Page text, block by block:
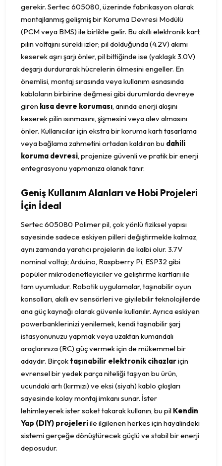
gerekir. Sertec 605080, üzerinde fabrikasyon olarak
montajlanmış gelişmiş bir Koruma Devresi Modülü
(PCM veya BMS) ile birlikte gelir. Bu akıllı elektronik kart,
pilin voltajını sürekli izler; pil dolduğunda (4.2V) akımı
keserek aşırı şarjı önler, pil bittiğinde ise (yaklaşık 3.0V)
deşarjı durdurarak hücrelerin ölmesini engeller. En
önemlisi, montaj sırasında veya kullanım esnasında
kabloların birbirine değmesi gibi durumlarda devreye
giren kısa devre koruması, anında enerji akışını
keserek pilin ısınmasını, şişmesini veya alev almasını
önler. Kullanıcılar için ekstra bir koruma kartı tasarlama
veya bağlama zahmetini ortadan kaldıran bu dahili
koruma devresi, projenize güvenli ve pratik bir enerji
entegrasyonu yapmanıza olanak tanır.
Geniş Kullanım Alanları ve Hobi Projeleri
İçin İdeal
Sertec 605080 Polimer pil, çok yönlü fiziksel yapısı
sayesinde sadece eskiyen pilleri değiştirmekle kalmaz,
aynı zamanda yaratıcı projelerin de kalbi olur. 3.7V
nominal voltajı; Arduino, Raspberry Pi, ESP32 gibi
popüler mikrodenetleyiciler ve geliştirme kartları ile
tam uyumludur. Robotik uygulamalar, taşınabilir oyun
konsolları, akıllı ev sensörleri ve giyilebilir teknolojilerde
ana güç kaynağı olarak güvenle kullanılır. Ayrıca eskiyen
powerbanklerinizi yenilemek, kendi taşınabilir şarj
istasyonunuzu yapmak veya uzaktan kumandalı
araçlarınıza (RC) güç vermek için de mükemmel bir
adaydır. Birçoktaşınabilir elektronik cihazlariçin
evrensel bir yedek parça niteliği taşıyan bu ürün,
ucundaki artı (kırmızı) ve eksi (siyah) kablo çıkışları
sayesinde kolay montaj imkanı sunar. İster
lehimleyerek ister soket takarak kullanın, bu pil Kendin
Yap (DIY) projeleriile ilgilenen herkes için hayalindeki
sistemi gerçeğe dönüştürecek güçlü ve stabil bir enerji
deposudur.